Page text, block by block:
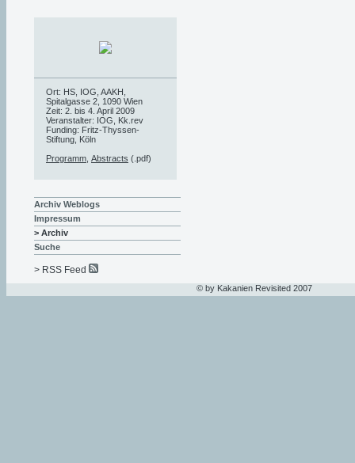
Ort: HS, IOG, AAKH,
Spitalgasse 2, 1090 Wien
Zeit: 2. bis 4. April 2009
Veranstalter: IOG, Kk.rev
Funding: Fritz-Thyssen-
Stiftung, Köln
Programm Abstracts (.pdf)
Archiv Weblogs
Impressum
> Archiv
Suche
> RSS Feed
© by Kakanien Revisited 2007